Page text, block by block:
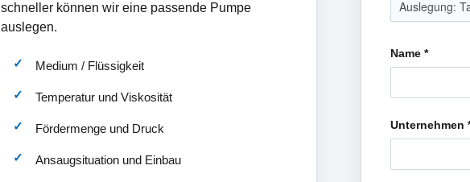
schneller können wir eine passende Pumpe
auslegen.
Medium / Flüssigkeit
Temperatur und Viskosität
Fördermenge und Druck
Ansaugsituation und Einbau
Name*
Unternehmen